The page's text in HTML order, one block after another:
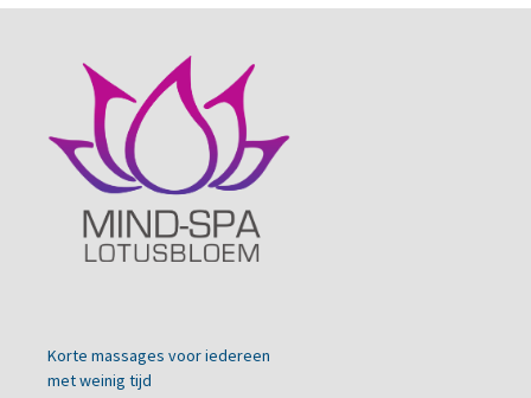
Korte massages voor iedereen
met weinig tijd